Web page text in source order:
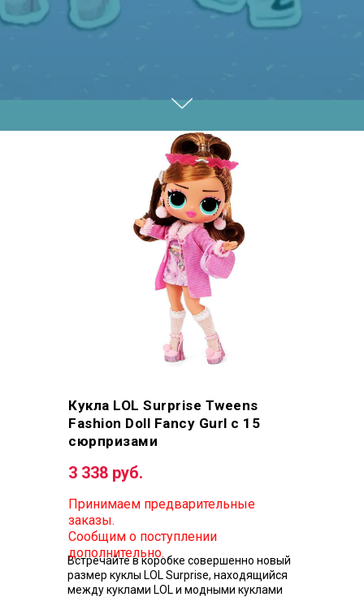
Кукла LOL Surprise Tweens
Fashion Doll Fancy Gurl с 15
сюрпризами
Встречайте в коробке совершенно новый
размер куклы LOL Surprise, находящийся
между куклами LOL и модными куклами
3 338 руб.
Принимаем предварительные
заказы.
Сообщим о поступлении
дополнительно.